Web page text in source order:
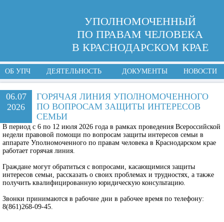
УПОЛНОМОЧЕННЫЙ
ПО ПРАВАМ ЧЕЛОВЕКА
В КРАСНОДАРСКОМ КРАЕ
ОБ УПЧ ДЕЯТЕЛЬНОСТЬ ДОКУМЕНТЫ НОВОСТИ
06.07
2026
ГОРЯЧАЯ ЛИНИЯ УПОЛНОМОЧЕННОГО
ПО ВОПРОСАМ ЗАЩИТЫ ИНТЕРЕСОВ
СЕМЬИ
В период с 6 по 12 июля 2026 года в рамках проведения Всероссийской
недели правовой помощи по вопросам защиты интересов семьи в
аппарате Уполномоченного по правам человека в Краснодарском крае
работает горячая линия.
Граждане могут обратиться с вопросами, касающимися защиты
интересов семьи, рассказать о своих проблемах и трудностях, а также
получить квалифицированную юридическую консультацию.
Звонки принимаются в рабочие дни в рабочее время по телефону:
8(861)268-09-45.